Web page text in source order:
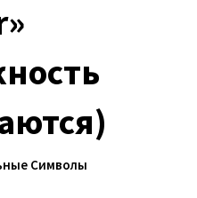
Символы